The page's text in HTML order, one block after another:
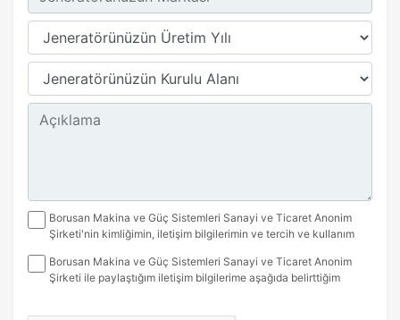
Borusan Makina ve Güç Sistemleri Sanayi ve Ticaret Anonim
Şirketi'nin kimliğimin, iletişim bilgilerimin ve tercih ve kullanım
İşlenmesine İlişkin Bilgilendirme Bildirimi kapsamında (yurt
içinde veya yurt dışında) işlenmesine izin veriyorum. Veriler,
ve tanıtım faaliyetleri yürütmek, satın aldığım veya ilgilendiğim
Borusan Makina ve Güç Sistemleri Sanayi ve Ticaret Anonim
Şirketi ile paylaştığım iletişim bilgilerime aşağıda belirttiğim